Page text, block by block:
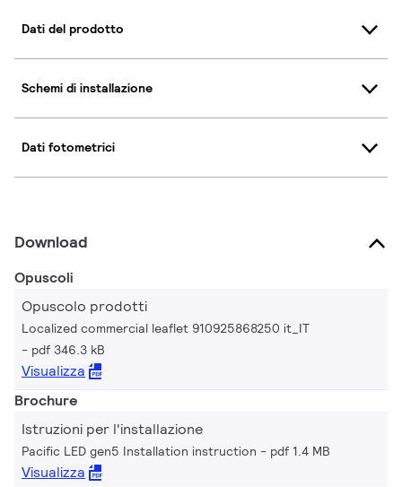
Dati del prodotto
Schemi di installazione
Dati fotometrici
Download
Opuscoli
Opuscolo prodotti
Localized commercial leaflet 910925868250 it_IT
pdf 346.3 kB
Visualizza
Brochure
Istruzioni per l'installazione
Pacific LED gen5 Installation instruction pdf 1.4 MB
Visualizza